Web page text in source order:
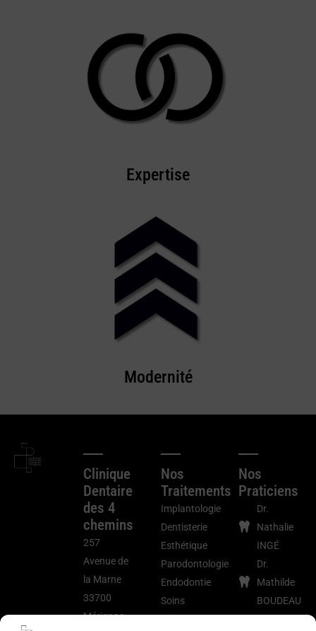
Expertise
Modernité
Clinique
Dentaire
des 4
chemins
257
Avenue de
la Marne
33700
Mérignac
Nos
Traitements
Implantologie
Dentisterie
Esthétique
Parodontologie
Endodontie
Soins
Nos
Praticiens
Dr.
Nathalie
INGÉ
Dr.
Mathilde
BOUDEAU